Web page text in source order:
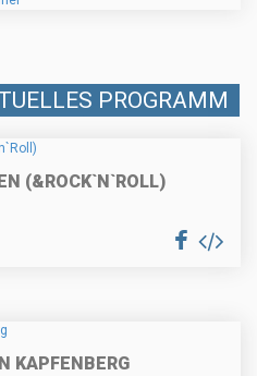
PROGRAMM
(&ROCK`N`ROLL)
KAPFENBERG